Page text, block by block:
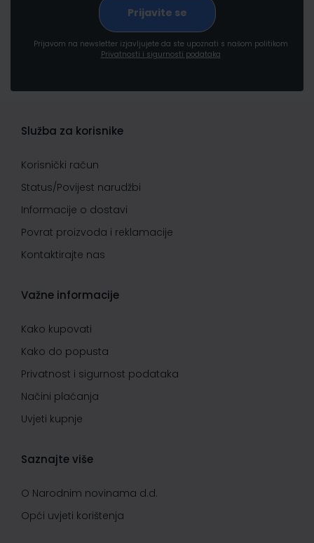
Prijavom na newsletter izjavljujete da ste upoznati s našom politikom
Privatnosti i sigurnosti podataka
Služba za korisnike
Korisnički račun
Status/Povijest narudžbi
Informacije o dostavi
Povrat proizvoda i reklamacije
Kontaktirajte nas
Važne informacije
Kako kupovati
Kako do popusta
Privatnost i sigurnost podataka
Načini plaćanja
Uvjeti kupnje
Saznajte više
O Narodnim novinama d.d.
Opći uvjeti korištenja